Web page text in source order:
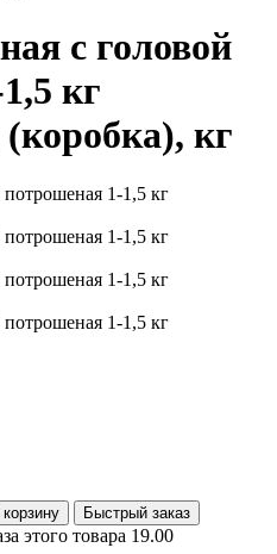
с головой
кг
кг
Быстрый заказ
этого товара 19.00